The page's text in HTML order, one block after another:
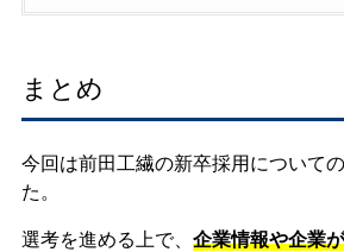
まとめ
今回は前田工繊の新卒採用について
た。
選考を進める上で、 企業情報や企業